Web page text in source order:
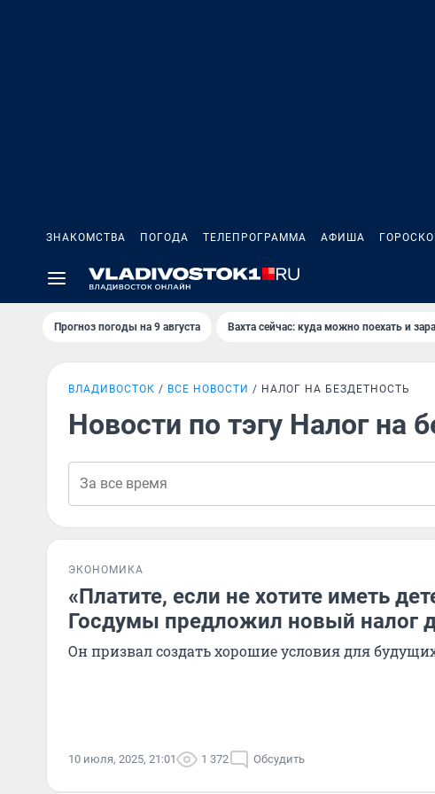
ЗНАКОМСТВА ПОГОДА ТЕЛЕПРОГРАММА АФИША
Прогноз погоды на 9 августа Вахта сейчас: куда можно поехать и
ВЛАДИВОСТОК ВСЕ НОВОСТИ НАЛОГ НА БЕЗДЕТНОСТЬ
Новости по тэгу Налог на
ЭКОНОМИКА
«Платите, если не хотите иметь
Госдумы предложил новый налог
Он призвал создать хорошие условия для
10 июля, 2025, 21:01 1 372 Обсудить